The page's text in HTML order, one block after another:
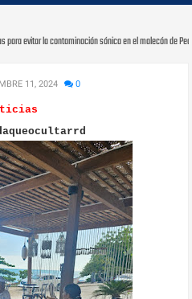
para evitar la contaminación sónica en el malecón de
11, 2024 0